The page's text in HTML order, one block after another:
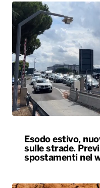
Esodo estivo,
sulle strade.
spostamenti nel